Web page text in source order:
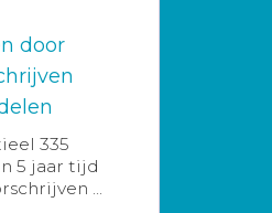
door
335
5 jaar tijd
...